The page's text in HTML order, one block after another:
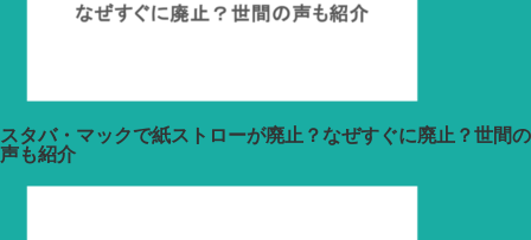
スタバ・マックで紙ストローが廃止？なぜすぐに廃止？世間の
声も紹介